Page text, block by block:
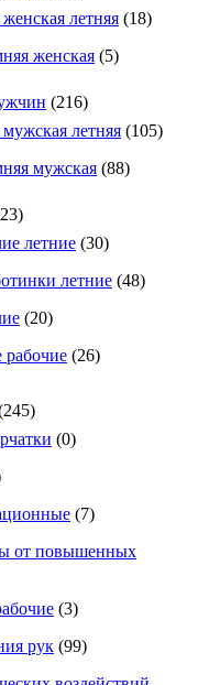
летняя (18)
женская (5)
(216)
летняя (105)
мужская (88)
летние (30)
летние (48)
(20)
рабочие (26)
(0)
(7)
от повышенных
(3)
рук (99)